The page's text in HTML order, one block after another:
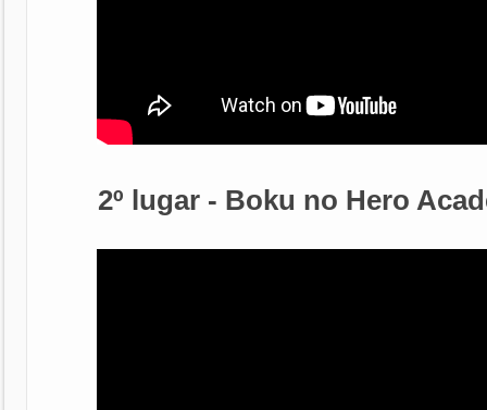
2º lugar - Boku no Hero